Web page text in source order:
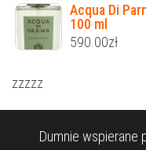
Acqua Di
100 ml
590.00zł
zzzzz
Dumnie wspierane